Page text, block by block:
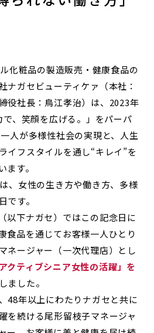
化粧品の製造販売・健康食品の
ナガセビューティケァ（本社：
役社長：鳥江孝治）は、2023年
、笑顔を広げる。」をパーパ
人が多様性社会の実現と、人生
イフスタイルを通し“キレイ”を
ます。
、女性の生き方や働き方、多様
です。
以下ナガセ）ではこの記念日に
食品を通じてお客様一人ひとり
ネージャー（一次代理店）とし
アクティブシニア女性の活躍」を
しました。
48年以上にわたりナガセと共に
を続ける尾形留枝子マネージャ